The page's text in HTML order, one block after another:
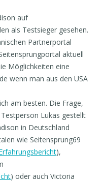
auf
als Testsieger gesehen.
Partnerportal
aktuell
Möglichkeiten eine
wenn man aus den USA
am besten. Die Frage,
Lukas gestellt
in Deutschland
wie Seitensprung69
),
) oder auch Victoria